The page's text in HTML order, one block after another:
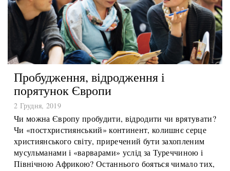
Пробудження, відродження і
порятунок Європи
2 Грудня, 2019
Чи можна Європу пробудити, відродити чи врятувати?
Чи «постхристиянський» континент, колишнє серце
християнського світу, приречений бути захопленим